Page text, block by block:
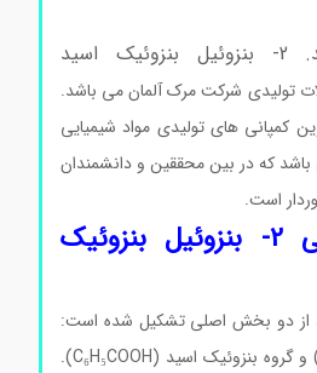
در ایران می باشد. 2- بنزوئیل بنزوئیک اسید
شرکت مرک آلمان می باشد.
های تولیدی مواد شیمیایی
که در بین محققین و دانشمندان
است.
ساختار شیمیایی 2- بنزوئیل بنزوئیک
از دو بخش اصلی تشکیل شده است:
گروه بنزوئیل (C₆H₅CO-) و گروه بنزوئیک اسید (C₆H₅COOH).